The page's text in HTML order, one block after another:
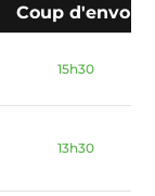
Coup d'envoi
15h30
13h30